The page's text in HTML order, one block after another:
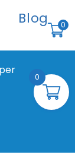
Blog 0
0